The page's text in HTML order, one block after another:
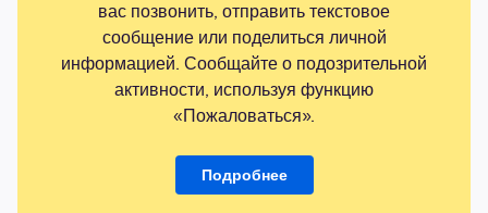
вас позвонить, отправить текстовое
сообщение или поделиться личной
информацией. Сообщайте о подозрительной
активности, используя функцию
«Пожаловаться».
Подробнее